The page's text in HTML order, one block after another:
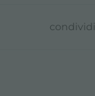
condividi